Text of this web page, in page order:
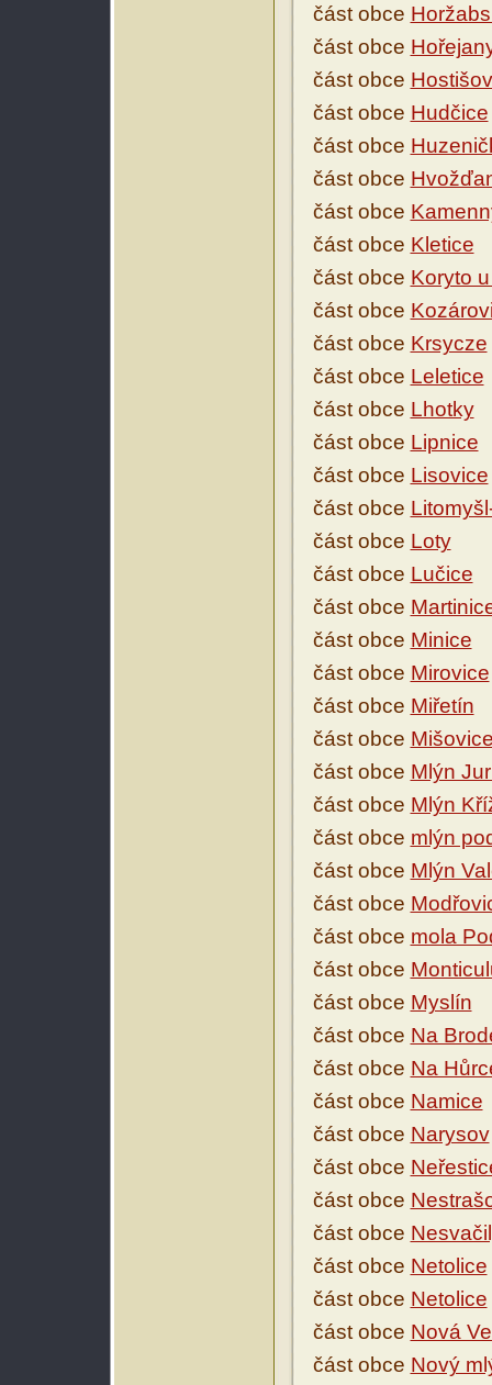
část obce
část obce
část obce
část obce Hudčice
část obce
část obce
část obce
část obce Kletice
část obce Koryto
část obce
část obce Krsycze
část obce Leletice
část obce Lhotky
část obce Lipnice
část obce Lisovice
část obce
část obce Loty
část obce Lučice
část obce
část obce Minice
část obce Mirovice
část obce Miřetín
část obce
část obce Mlýn
část obce Mlýn
část obce mlýn
část obce Mlýn
část obce
část obce mola
část obce
část obce Myslín
část obce Na
část obce Na
část obce Namice
část obce Narysov
část obce
část obce
část obce
část obce Netolice
část obce Netolice
část obce Nová
část obce Nový